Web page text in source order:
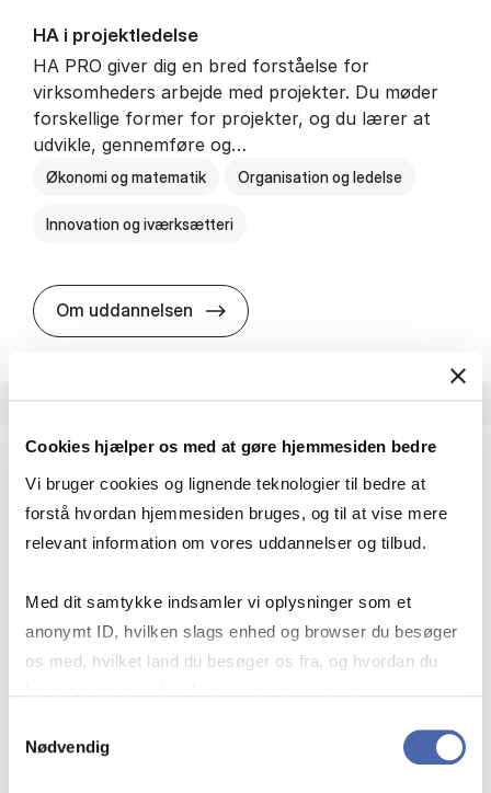
Cookies hjælper os med at gøre hjemmesiden bedre
Vi bruger cookies og lignende teknologier til bedre at
forstå hvordan hjemmesiden bruges, og til at vise mere
relevant information om vores uddannelser og tilbud.
Med dit samtykke indsamler vi oplysninger som et
anonymt ID, hvilken slags enhed og browser du besøger
os med, hvilket land du besøger os fra, og hvordan du
markedsføring. Du bestemmer selv - og kan altid trække
Nødvendig
HA i pro­jekt­le­del­se
HA PRO giver dig en bred forståelse for
virksomheders arbejde med projekter. Du møder
forskellige former for projekter, og du lærer at
udvikle, gennemføre og…
Økonomi og matematik Organisation og ledelse
Innovation og iværksætteri
Om uddannelsen HA i pro­jekt­le­del­se
HA(fil.) - erhvervs­økonomi og fi­lo­so­fi
virksomheder møder i vores komplekse verden.
effektivitet og…
Økonomi og matematik Kultur og samfund